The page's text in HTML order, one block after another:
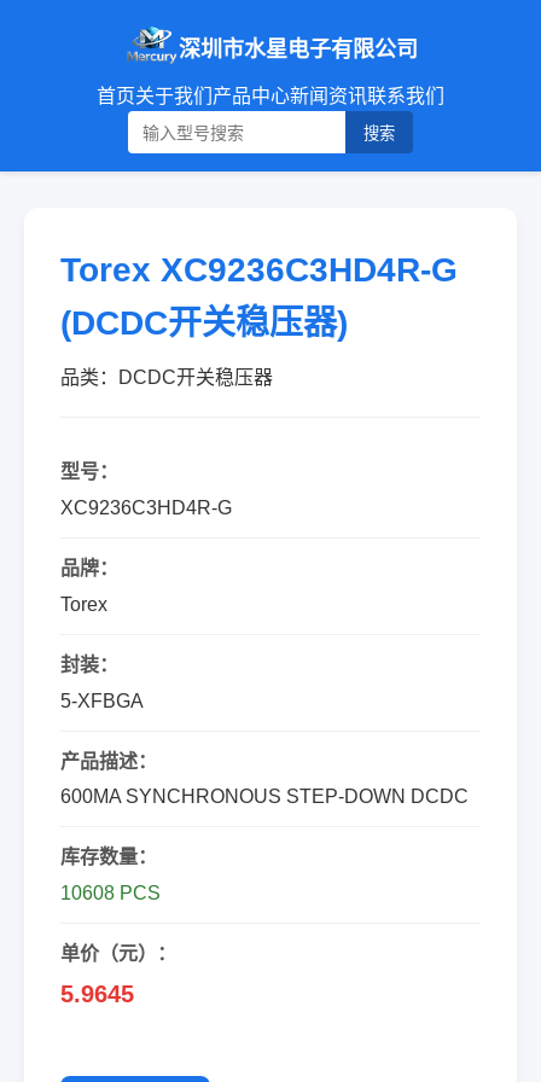
深圳市水星电子有限公司
首页关于我们 产品中心新闻资讯联系我们
搜索
Torex XC9236C3HD4R-G
(DCDC开关稳压器)
品类：DCDC开关稳压器
型号：
XC9236C3HD4R-G
品牌：
Torex
封装：
5-XFBGA
产品描述：
600MA SYNCHRONOUS STEP-DOWN DCDC
库存数量：
10608 PCS
单价（元）：
5.9645